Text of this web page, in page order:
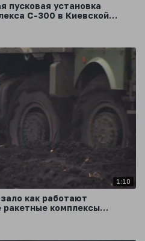
пусковая установка
С-300 в Киевской
1:10
как работают
ракетные комплексы